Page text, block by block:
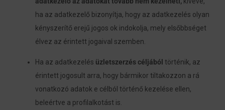
ha az adatkezelő bizonyítja, hogy az adatkezelés olyan
kényszerítő erejű jogos ok indokolja, mely elsőbbséget
élvez az érintett jogaival szemben.
Ha az adatkezelés üzletszerzés céljából történik, az
érintett jogosult arra, hogy bármikor tiltakozzon a rá
vonatkozó adatok e célból történő kezelése ellen,
beleértve a profilalkotást is.